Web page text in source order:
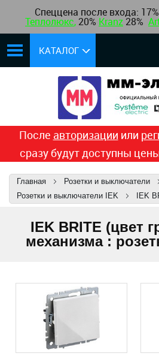
Спеццена после входа: 17%
Теплолюкс, 20% Kranz 28%
КАТАЛОГ
После авторизации или
сразу будут доступны
Главная
Розетки и выключатели
Розетки и выключатели IEK
IEK
IEK BRITE (цвет
механизма :